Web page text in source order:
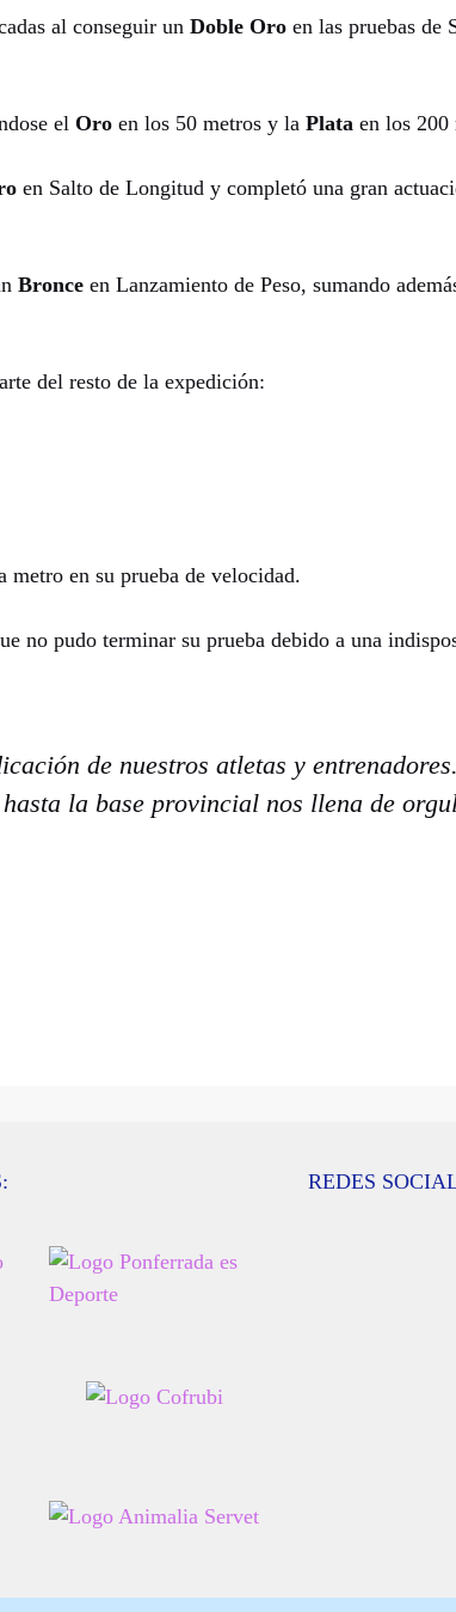
al conseguir un Doble Oro en las pruebas de
el Oro en los 50 metros y la Plata en los 200
en Salto de Longitud y completó una gran
Bronce en Lanzamiento de Peso, sumando
del resto de la expedición:
metro en su prueba de velocidad.
no pudo terminar su prueba debido a una
de nuestros atletas y
la base provincial nos llena de
REDES